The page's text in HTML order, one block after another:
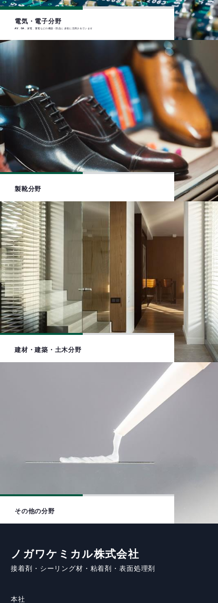
電気・電子分野
AV、OA、家電、重電などの機器・部品に 多彩に活用されています
製靴分野
建材・建築・土木分野
その他の分野
ノガワケミカル株式会社
接着剤・シーリング材・粘着剤・表面処理剤
本社